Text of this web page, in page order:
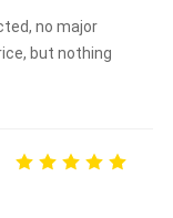
no major
but nothing